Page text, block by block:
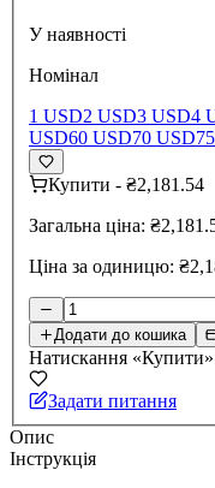
У наявності
Номінал
1 USD2 USD3 USD4
USD60 USD70 USD
Купити - ₴2,181.54
Загальна ціна:
Ціна за одиницю:
Додати до кошика
Натискання «Купити»
Задати питання
Опис
Інструкція